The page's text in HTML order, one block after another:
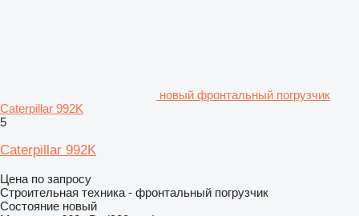
новый фронтальный погрузчик
Caterpillar 992K
5
Caterpillar 992K
Цена по запросу
Строительная техника - фронтальный погрузчик
Состояние новый